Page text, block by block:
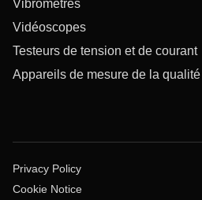
Vibromètres
Vidéoscopes
Testeurs de tension et de courant
Appareils de mesure de la qualité
Privacy Policy
Cookie Notice